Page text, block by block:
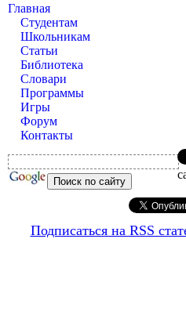
Главная
Студентам
Школьникам
Статьи
Библиотека
Словари
Программы
Игры
Форум
Контакты
Подписаться на RSS